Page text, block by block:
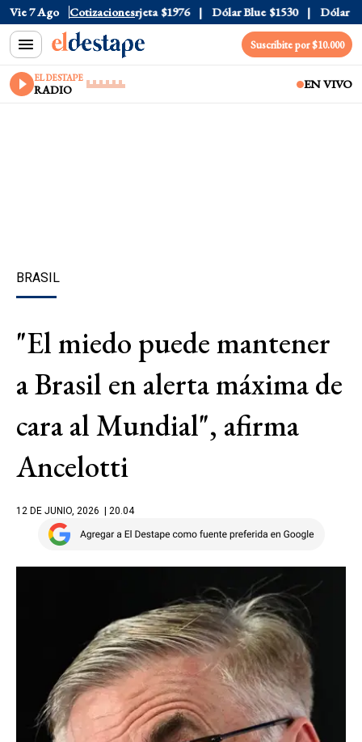
Vie 7 Ago Cotizaciones
$1520 Dólar Tarjeta $1976 Dólar Blue $1530 Dólar CCL
Suscribite por $10.000
EL DESTAPE
RADIO EN VIVO
BRASIL
"El miedo puede mantener
a Brasil en alerta máxima de
cara al Mundial", afirma
Ancelotti
12 DE JUNIO, 2026 | 20.04